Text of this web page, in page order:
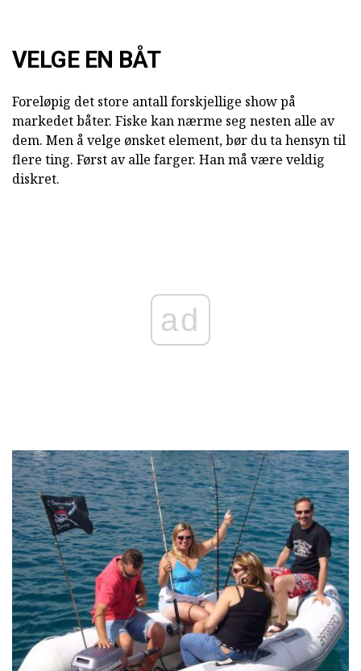
VELGE EN BÅT
Foreløpig det store antall forskjellige show på
markedet båter. Fiske kan nærme seg nesten alle av
dem. Men å velge ønsket element, bør du ta hensyn til
flere ting. Først av alle farger. Han må være veldig
diskret.
ad